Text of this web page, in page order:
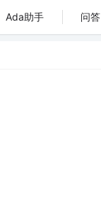
Ada助手 问答